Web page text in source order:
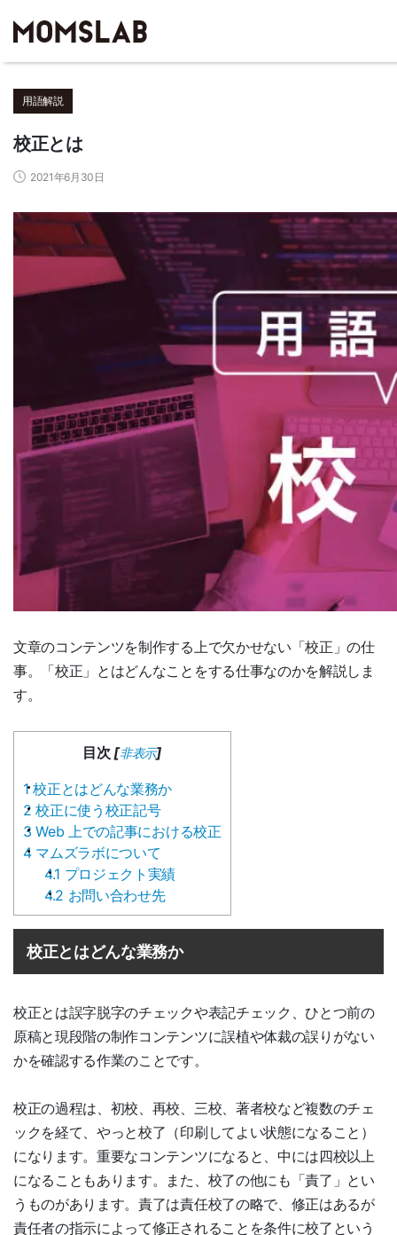
用語解説
校正とは
2021年6月30日
文章のコンテンツを制作する上で欠かせない「校正」の仕
事。「校正」とはどんなことをする仕事なのかを解説しま
す。
目次 [非表示]
1校正とはどんな業務か
2 校正に使う校正記号
3 Web 上での記事における校正
4マムズラボについて
4.1 プロジェクト実績
4.2 お問い合わせ先
校正とはどんな業務か
校正とは誤字脱字のチェックや表記チェック、ひとつ前の
原稿と現段階の制作コンテンツに誤植や体裁の誤りがない
かを確認する作業のことです。
校正の過程は、初校、再校、三校、著者校など複数のチェ
ックを経て、やっと校了（印刷してよい状態になること）
になります。重要なコンテンツになると、中には四校以上
になることもあります。また、校了の他にも「責了」とい
うものがあります。責了は責任校了の略で、修正はあるが
責任者の指示によって修正されることを条件に校了という